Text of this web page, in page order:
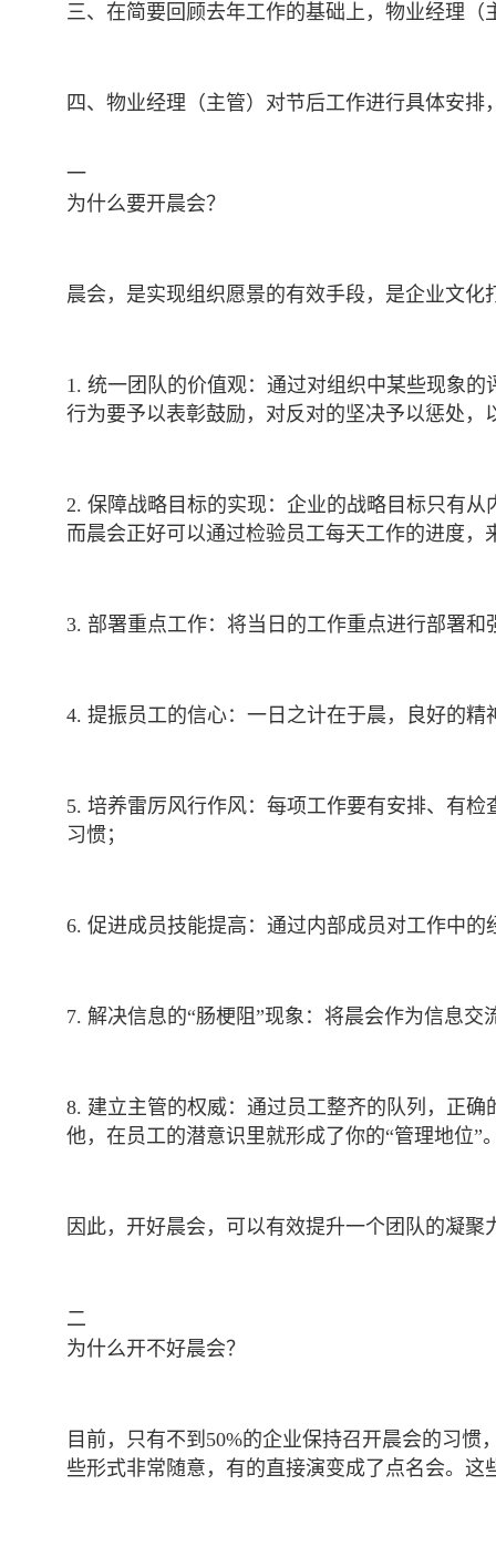
三、在简要回顾去年工作的基础上，物业经理
四、物业经理（主管）对节后工作进行具体安
一
为什么要开晨会？
晨会，是实现组织愿景的有效手段，是企业文
1. 统一团队的价值观：通过对组织中某些现象
行为要予以表彰鼓励，对反对的坚决予以惩处
2. 保障战略目标的实现：企业的战略目标只有
而晨会正好可以通过检验员工每天工作的进度，
3. 部署重点工作：将当日的工作重点进行部署
4. 提振员工的信心：一日之计在于晨，良好的
5. 培养雷厉风行作风：每项工作要有安排、有
习惯；
6. 促进成员技能提高：通过内部成员对工作中
7. 解决信息的“肠梗阻”现象：将晨会作为信息
8. 建立主管的权威：通过员工整齐的队列，正
他，在员工的潜意识里就形成了你的“管理地位”
因此，开好晨会，可以有效提升一个团队的凝
二
为什么开不好晨会？
目前，只有不到50%的企业保持召开晨会的习
些形式非常随意，有的直接演变成了点名会。